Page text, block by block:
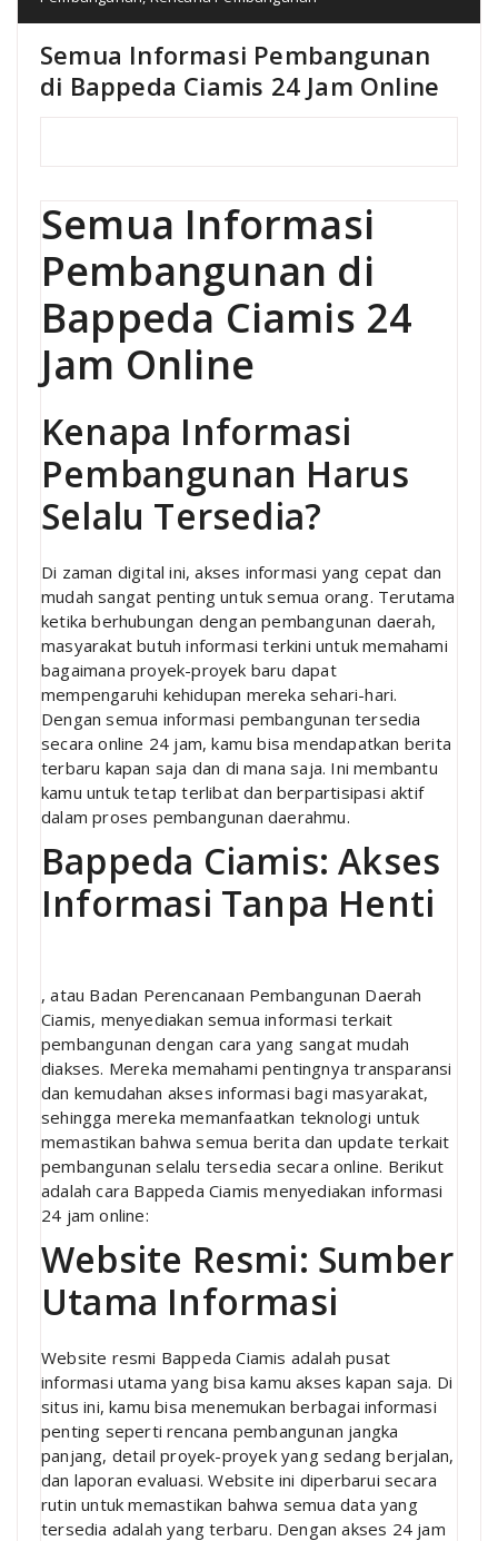
Semua Informasi Pembangunan
di Bappeda Ciamis 24 Jam Online
Semua Informasi
Pembangunan di
Bappeda Ciamis 24
Jam Online
Kenapa Informasi
Pembangunan Harus
Selalu Tersedia?
Di zaman digital ini, akses informasi yang cepat dan
mudah sangat penting untuk semua orang. Terutama
ketika berhubungan dengan pembangunan daerah,
masyarakat butuh informasi terkini untuk memahami
bagaimana proyek-proyek baru dapat
mempengaruhi kehidupan mereka sehari-hari.
Dengan semua informasi pembangunan tersedia
secara online 24 jam, kamu bisa mendapatkan berita
terbaru kapan saja dan di mana saja. Ini membantu
kamu untuk tetap terlibat dan berpartisipasi aktif
dalam proses pembangunan daerahmu.
Bappeda Ciamis: Akses
Informasi Tanpa Henti
, atau Badan Perencanaan Pembangunan Daerah
Ciamis, menyediakan semua informasi terkait
pembangunan dengan cara yang sangat mudah
diakses. Mereka memahami pentingnya transparansi
dan kemudahan akses informasi bagi masyarakat,
sehingga mereka memanfaatkan teknologi untuk
memastikan bahwa semua berita dan update terkait
pembangunan selalu tersedia secara online. Berikut
adalah cara Bappeda Ciamis menyediakan informasi
24 jam online:
Website Resmi: Sumber
Utama Informasi
Website resmi Bappeda Ciamis adalah pusat
informasi utama yang bisa kamu akses kapan saja. Di
situs ini, kamu bisa menemukan berbagai informasi
penting seperti rencana pembangunan jangka
panjang, detail proyek-proyek yang sedang berjalan,
dan laporan evaluasi. Website ini diperbarui secara
rutin untuk memastikan bahwa semua data yang
tersedia adalah yang terbaru. Dengan akses 24 jam